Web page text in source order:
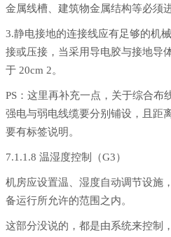
金属线槽、建筑物金属结构等必须
3.静电接地的连接线应有足够的机
接或压接，当采用导电胶与接地导
于 20cm 2。
PS：这里再补充一点，关于综合布
强电与弱电线缆要分别铺设，且距
要有标签说明。
7.1.1.8 温湿度控制（G3）
机房应设置温、湿度自动调节设施
备运行所允许的范围之内。
这部分没说的，都是由系统来控制